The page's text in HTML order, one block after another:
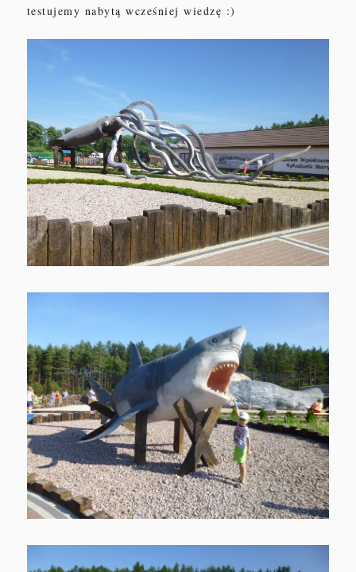
testujemy nabytą wcześniej wiedzę :)